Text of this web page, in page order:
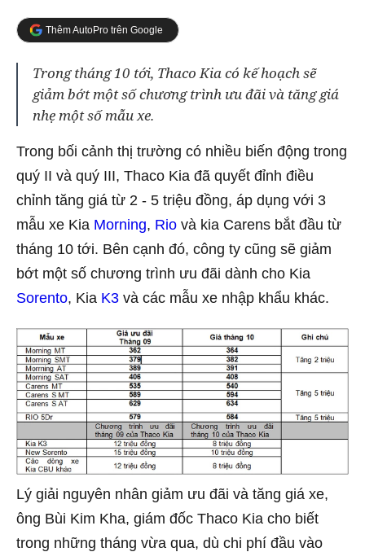
Thêm AutoPro trên Google
Trong tháng 10 tới, Thaco Kia có kế hoạch sẽ
giảm bớt một số chương trình ưu đãi và tăng giá
nhẹ một số mẫu xe.
Trong bối cảnh thị trường có nhiều biến động trong
quý II và quý III, Thaco Kia đã quyết đỉnh điều
chỉnh tăng giá từ 2 - 5 triệu đồng, áp dụng với 3
mẫu xe Kia Morning, Rio và kia Carens bắt đầu từ
tháng 10 tới. Bên cạnh đó, công ty cũng sẽ giảm
bớt một số chương trình ưu đãi dành cho Kia
Sorento, Kia K3 và các mẫu xe nhập khẩu khác.
Lý giải nguyên nhân giảm ưu đãi và tăng giá xe,
ông Bùi Kim Kha, giám đốc Thaco Kia cho biết
trong những tháng vừa qua, dù chi phí đầu vào